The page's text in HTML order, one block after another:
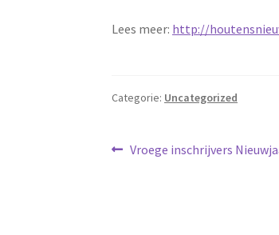
Lees meer: http://
Categorie: Uncategorized
Bericht
Vorig
Vroege inschrijvers